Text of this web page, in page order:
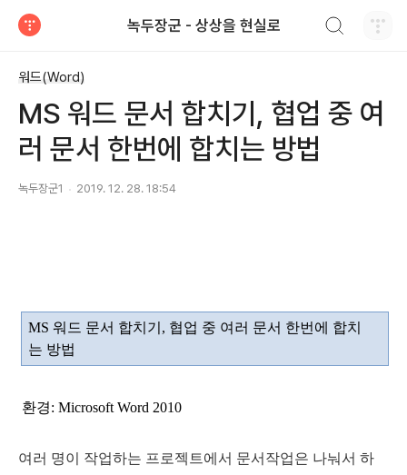
녹두장군 - 상상을 현실로
워드(Word)
MS 워드 문서 합치기, 협업 중 여
러 문서 한번에 합치는 방법
녹두장군1 2019. 12. 28. 18:54
MS 워드 문서 합치기 , 협업 중 여러 문서 한번에 합치
는 방법
환경: Microsoft Word 2010
여러 명이 작업하는 프로젝트에서 문서작업은 나눠서 하